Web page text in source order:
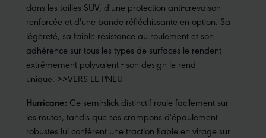
dans les tailles SUV, d'une protection anti-crevaison
renforcée et d'une bande réfléchissante en option. Sa
légèreté, sa faible résistance au roulement et son
adhérence sur tous les types de surfaces le rendent
extrêmement polyvalent - son design le rend
unique. >>VERS LE PNEU
Hurricane: Ce semi-slick distinctif roule facilement sur
les routes, tandis que ses crampons d'épaulement
robustes lui confèrent une traction fiable en virage sur